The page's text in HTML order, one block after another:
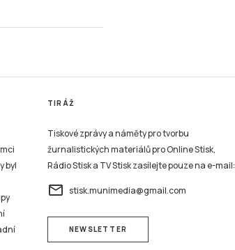
byl
TIRÁŽ
Tiskové zprávy a náměty pro tvorbu
žurnalistických materiálů pro Online Stisk,
Rádio Stisk a TV Stisk zasílejte pouze na e-mail:
email stisk.munimedia@gmail.com
NEWSLETTER